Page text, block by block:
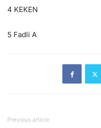
4 KEKEN
5 Fadli A
Previous article